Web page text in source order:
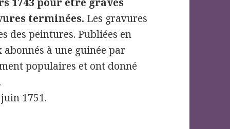
terminées. Les gravures
des peintures. Publiées en
à une guinée par
populaires et ont donné
1751.